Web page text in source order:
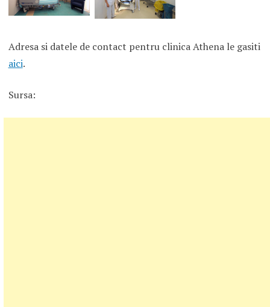
Adresa si datele de contact pentru clinica Athena le gasiti
aici.
Sursa: